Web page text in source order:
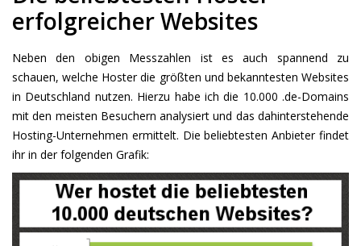
erfolgreicher Websites
Neben den obigen Messzahlen ist es auch spannend zu
schauen, welche Hoster die größten und bekanntesten Websites
in Deutschland nutzen. Hierzu habe ich die 10.000 .de-Domains
mit den meisten Besuchern analysiert und das dahinterstehende
Hosting-Unternehmen ermittelt. Die beliebtesten Anbieter findet
ihr in der folgenden Grafik: